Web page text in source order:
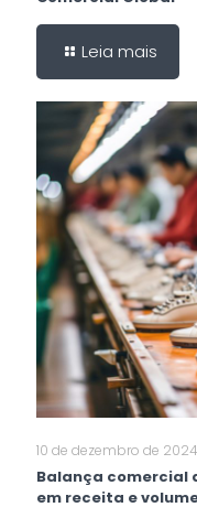
Leia mais
10 de dezembro de 2024
Balança comercial
em receita e